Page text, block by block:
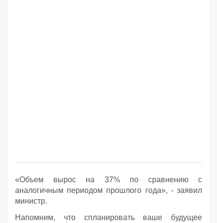
«Объем вырос на 37% по сравнению с
аналогичным периодом прошлого года», - заявил
министр.
Напомним, что спланировать ваше будущее